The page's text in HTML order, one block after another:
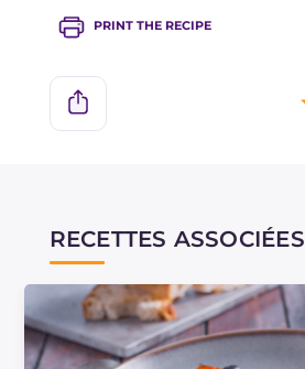
PRINT THE RECIPE
RECETTES ASSOCIÉES